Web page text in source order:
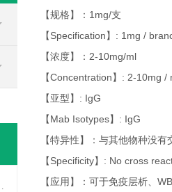
【规格】：1mg/支
【Specification】: 1mg /
【浓度】：2-10mg/ml
【Concentration】: 2-10mg /
【亚型】: IgG
【Mab Isotypes】: IgG
【特异性】：与其他物种没有
【Specificity】: No cross
【应用】：可于免疫层析、
性及应用